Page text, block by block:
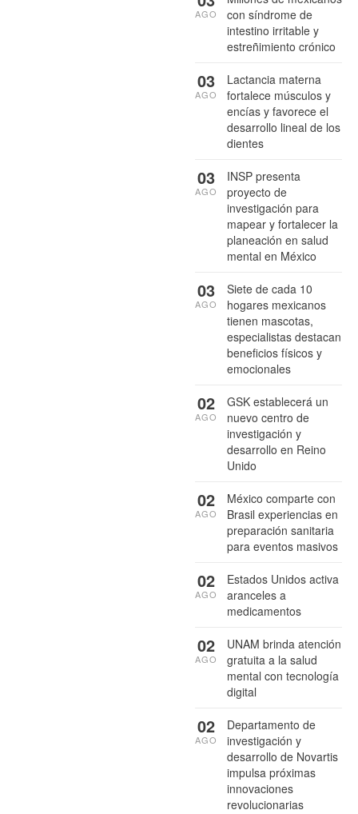
con síndrome de
intestino irritable y
estreñimiento crónico
AGO
Lactancia materna
fortalece músculos y
encías y favorece el
desarrollo lineal de los
dientes
03
AGO
INSP presenta
proyecto de
investigación para
mapear y fortalecer la
planeación en salud
mental en México
03
AGO
Siete de cada 10
hogares mexicanos
tienen mascotas,
especialistas destacan
beneficios físicos y
emocionales
03
AGO
GSK establecerá un
nuevo centro de
investigación y
desarrollo en Reino
Unido
02
AGO
México comparte con
Brasil experiencias en
preparación sanitaria
para eventos masivos
02
AGO
Estados Unidos activa
aranceles a
medicamentos
02
AGO
UNAM brinda atención
gratuita a la salud
mental con tecnología
digital
02
AGO
Departamento de
investigación y
desarrollo de Novartis
impulsa próximas
innovaciones
revolucionarias
02
AGO